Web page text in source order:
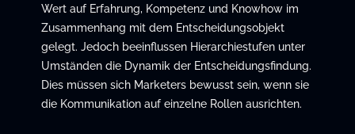
Wert auf Erfahrung, Kompetenz und Knowhow im
Zusammenhang mit dem Entscheidungsobjekt
gelegt. Jedoch beeinflussen Hierarchiestufen unter
Umständen die Dynamik der Entscheidungsfindung.
Dies müssen sich Marketers bewusst sein, wenn sie
die Kommunikation auf einzelne Rollen ausrichten.